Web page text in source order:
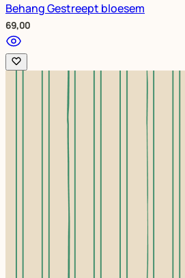
Behang Gestreept bloesem
69,00